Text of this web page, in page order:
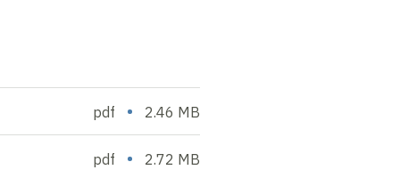
pdf • 2.46 MB
pdf • 2.72 MB